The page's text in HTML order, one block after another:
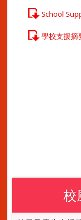
School
學校支援摘
校